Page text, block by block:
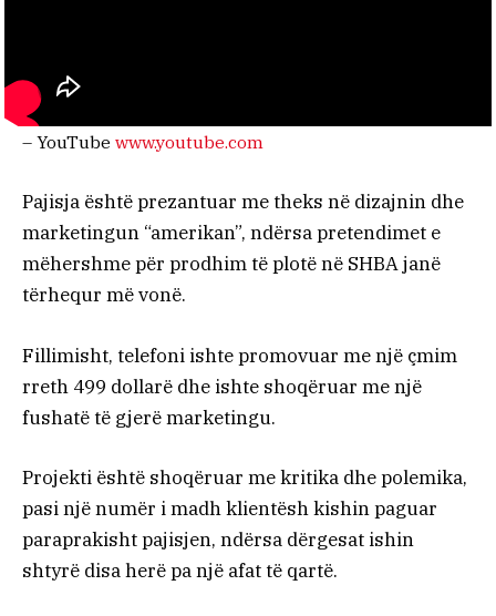
– YouTube www.youtube.com
Pajisja është prezantuar me theks në dizajnin dhe
marketingun “amerikan”, ndërsa pretendimet e
mëhershme për prodhim të plotë në SHBA janë
tërhequr më vonë.
Fillimisht, telefoni ishte promovuar me një çmim
rreth 499 dollarë dhe ishte shoqëruar me një
fushatë të gjerë marketingu.
Projekti është shoqëruar me kritika dhe polemika,
pasi një numër i madh klientësh kishin paguar
paraprakisht pajisjen, ndërsa dërgesat ishin
shtyrë disa herë pa një afat të qartë.